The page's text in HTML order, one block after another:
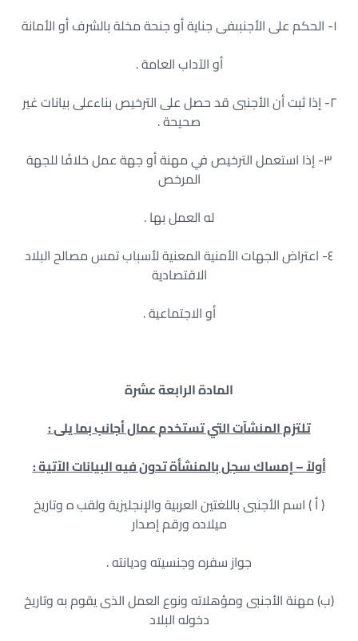
١- الحكم على الأجنبىفى جناية أو جنحة مخلة بالشرف أو الأمانة
أو الآداب العامة .
٢- إذا ثبت أن الأجنبى قد حصل على الترخيص بناءعلى بيانات غير
صحيحة .
٣- إذا استعمل الترخيص في مهنة أو جهة عمل خلافًا للجهة
المرخص
له العمل بها .
٤- اعتراض الجهات الأمنية المعنية لأسباب تمس مصالح البلاد
الاقتصادية
أو الاجتماعية .
المادة الرابعة عشرة
تلتزم المنشآت التي تستخدم عمال أجانب بما يلى:
أولاً–إمساك سجل بالمنشأة تدون فيه البيانات الآتية:
( أ ) اسم الأجنبى باللغتين العربية والإنجليزية ولقب ه وتاريخ
ميلاده ورقم إصدار
جواز سفره وجنسيته وديانته .
(ب) مهنة الأجنبى ومؤهلاته ونوع العمل الذى يقوم به وتاريخ
دخوله البلاد